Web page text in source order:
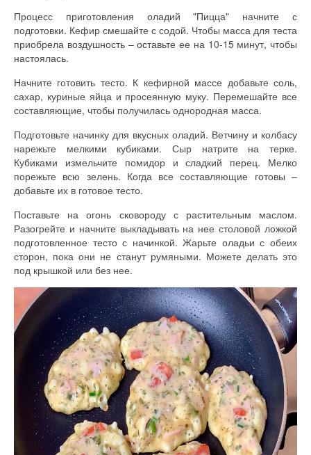
Процесс приготовления оладий "Пицца" начните с
подготовки. Кефир смешайте с содой. Чтобы масса для теста
приобрела воздушность – оставьте ее на 10-15 минут, чтобы
настоялась.
Начните готовить тесто. К кефирной массе добавьте соль,
сахар, куриные яйца и просеянную муку. Перемешайте все
составляющие, чтобы получилась однородная масса.
Подготовьте начинку для вкусных оладий. Ветчину и колбасу
нарежьте мелкими кубиками. Сыр натрите на терке.
Кубиками измельчите помидор и сладкий перец. Мелко
порежьте всю зелень. Когда все составляющие готовы –
добавьте их в готовое тесто.
Поставьте на огонь сковороду с растительным маслом.
Разогрейте и начните выкладывать на нее столовой ложкой
подготовленное тесто с начинкой. Жарьте оладьи с обеих
сторон, пока они не станут румяными. Можете делать это
под крышкой или без нее.